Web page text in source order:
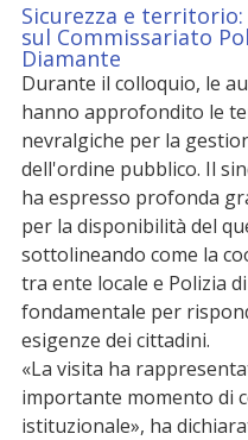
Sicurezza e
sul Commissariato
Diamante
Durante il colloquio, le
hanno approfondito le
nevralgiche per la
dell'ordine pubblico. Il
ha espresso profonda
per la disponibilità del
sottolineando come la
tra ente locale e Polizia
fondamentale per
esigenze dei cittadini.
«La visita ha
importante momento di
istituzionale», ha